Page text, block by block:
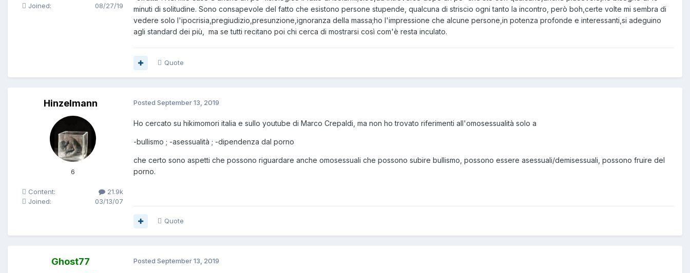
Joined:
08/27/19
minuti di solitudine. Sono consapevole del fatto che esistono persone stupende, qualcuna di striscio ogni tanto la incontro, però boh,certe volte mi sembra di
vedere solo l'ipocrisia,pregiudizio,presunzione,ignoranza della massa;ho l'impressione che alcune persone,in potenza profonde e interessanti,si adeguino
agli standard dei più, ma se tutti recitano poi chi cerca di mostrarsi così com'è resta inculato.
Quote
Hinzelmann
6
Content:
21.9k
Joined:
03/13/07
Posted September 13, 2019
Ho cercato su hikimomori italia e sullo youtube di Marco Crepaldi, ma non ho trovato riferimenti all'omosessualità solo a
-bullismo ; -asessualità ; -dipendenza dal porno
che certo sono aspetti che possono riguardare anche omosessuali che possono subire bullismo, possono essere asessuali/demisessuali, possono fruire del
porno.
Quote
Ghost77 Posted September 13, 2019